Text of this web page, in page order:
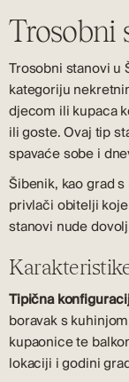
Trosobni
Trosobni stanovi u
kategoriju
djecom ili kupaca
ili goste. Ovaj tip
spavaće sobe i
Šibenik, kao grad
privlači obitelji
stanovi nude
Tipična
boravak s
kupaonice te
lokaciji i godini